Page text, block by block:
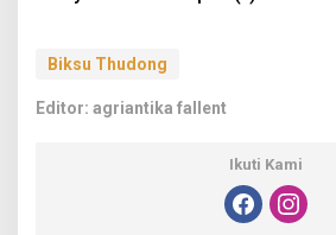
Biksu Thudong
Editor: agriantika fallent
Ikuti Kami